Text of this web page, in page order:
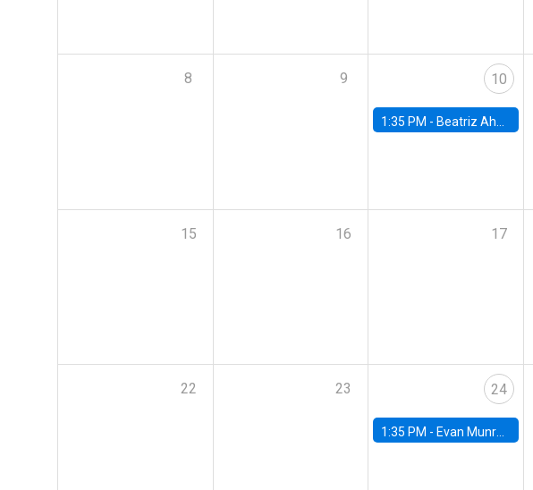
8 9 10
1:35 PM - Beatriz Ahumada, PhD candidate, Universidad de Pittsburgh
15 16 17
22 23 24
1:35 PM - Evan Munro, Neyman Visiting Assistant Professor in the Department of Statistics at UC Berkeley